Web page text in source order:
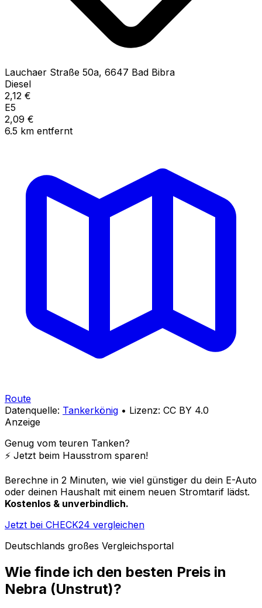
Lauchaer Straße 50a, 6647 Bad Bibra
Diesel
2,12 €
E5
2,09 €
6.5 km entfernt
Route
Datenquelle: Tankerkönig • Lizenz: CC BY 4.0
Anzeige
Genug vom teuren Tanken?
⚡️ Jetzt beim Hausstrom sparen!
Berechne in 2 Minuten, wie viel günstiger du dein E-Auto
oder deinen Haushalt mit einem neuen Stromtarif lädst.
Kostenlos & unverbindlich.
Jetzt bei CHECK24 vergleichen
Deutschlands großes Vergleichsportal
Wie finde ich den besten Preis in
Nebra (Unstrut)?